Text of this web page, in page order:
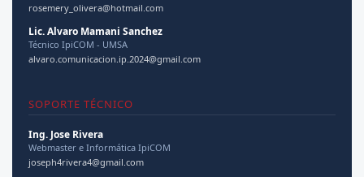
Docencia
Docente emérita de la UMSA con amplia experiencia en
rosemery_olivera@hotmail.com
Lic. Alvaro Mamani Sanchez
Técnico IpiCOM - UMSA
alvaro.comunicacion.ip.2024@gmail.com
SOPORTE TÉCNICO
Ing. Jose Rivera
Webmaster e Informática IpiCOM
joseph4rivera4@gmail.com